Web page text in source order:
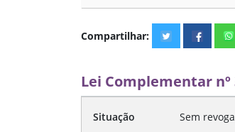
Compartilhar:
Lei Complementar nº
Situação
Sem